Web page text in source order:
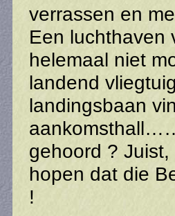
verrassen en
Een luchthaven
helemaal niet
landend
landingsbaan
gehoord ?
hopen dat die
!